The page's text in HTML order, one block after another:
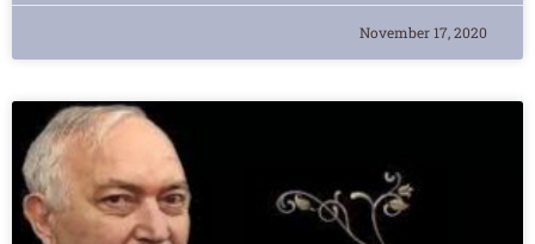
November 17, 2020